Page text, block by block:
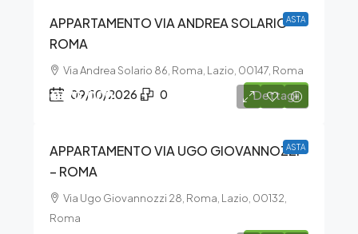
ASTA
APPARTAMENTO VIA ANDREA SOLARIO –
ROMA
Via Andrea Solario 86, Roma, Lazio, 00147, Roma
09/10/2026 0 Dettagli
ASTA
€170.000
APPARTAMENTO VIA UGO GIOVANNOZZI
– ROMA
Via Ugo Giovannozzi 28, Roma, Lazio, 00132,
Roma